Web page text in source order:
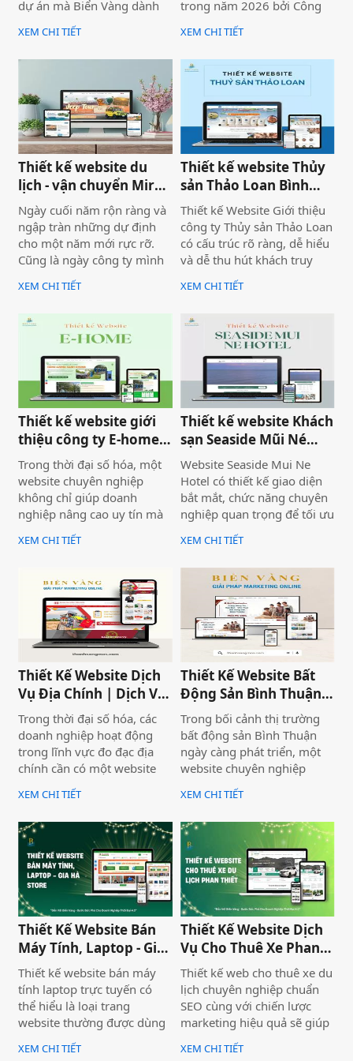
dự án mà Biển Vàng dành
rất nhiều tâm huyết để triển
khai trọn vẹn cả về giao
diện, trải nghiệm người
dùng và hiệu quả vận hành
XEM CHI TIẾT
trong năm 2026 bởi Công
ty Thiết kế Website Biển
Vàng, mang ý nghĩa mở đầu
cho một năm phát triển mới
với định hướng chuyên
nghiệp, bài bản và bền
vững.
XEM CHI TIẾT
Thiết kế website du
lịch - vận chuyển Mira
tour Mũi Né
Ngày cuối năm rộn ràng và
ngập tràn những dự định
cho một năm mới rực rỡ.
Cũng là ngày công ty mình
bàn giao dự án thiết kế
website Mira Tour Mũi Né –
một website chuyên về tour
du lịch và thuê xe
XEM CHI TIẾT
Thiết kế website Thủy
sản Thảo Loan Bình
Thuận, Lâm Đồng
Thiết kế Website Giới thiệu
công ty Thủy sản Thảo Loan
có cấu trúc rõ ràng, dễ hiểu
và dễ thu hút khách truy
cập vào website giúp truyền
tải thông tin hiệu quả. Với
màu xanh dương và đỏ làm
nổi bật lên những nội dung
chính của website.
XEM CHI TIẾT
Thiết kế website giới
thiệu công ty E-home
Bình Thuận
Trong thời đại số hóa, một
website chuyên nghiệp
không chỉ giúp doanh
nghiệp nâng cao uy tín mà
còn là công cụ tiếp cận
khách hàng hiệu quả. Dịch
thiệu công ty mang đến giải
pháp tối ưu, giúp doanh
nghiệp thể hiện thương
hiệu một cách ấn tượng và
chuyên nghiệp trên môi
XEM CHI TIẾT
Thiết kế website Khách
sạn Seaside Mũi Né
chuyên nghiệp
Website Seaside Mui Ne
Hotel có thiết kế giao diện
bắt mắt, chức năng chuyên
nghiệp quan trọng để tối ưu
trải nghiệm người dùng và
hỗ trợ hoạt động kinh
doanh hiệu quả.Một
website chuyên nghiệp
không chỉ giúp bạn tiếp cận
nhiều khách hàng hơn mà
còn nâng cao uy tín thương
hiệu, tạo lợi thế cạnh tranh
trên thị trường.
XEM CHI TIẾT
Thiết Kế Website Dịch
Vụ Địa Chính | Dịch Vụ
Địa Chính Toàn Quốc
Trong thời đại số hóa, các
doanh nghiệp hoạt động
trong lĩnh vực đo đạc địa
chính cần có một website
chuyên nghiệp để nâng cao
uy tín và thu hút khách
hàng. Thiết Kế Website Biển
Vàng cung cấp giải pháp
thiết kế website đo đạc địa
chính với giao diện hiện đại,
chuẩn SEO và đầy đủ chức
năng phục vụ doanh
nghiệp.
XEM CHI TIẾT
Thiết Kế Website Bất
Động Sản Bình Thuận
Land
Trong bối cảnh thị trường
bất động sản Bình Thuận
ngày càng phát triển, một
website chuyên nghiệp
không chỉ giúp doanh
nghiệp nâng cao thương
hiệu mà còn thu hút khách
hàng tiềm năng. Thiết Kế
Website Biển Vàng mang
đến giải pháp tối ưu cho
Bình Thuận Land, giúp
doanh nghiệp tiếp cận
khách hàng nhanh chóng,
chuyên nghiệp và hiệu quả.
XEM CHI TIẾT
Thiết Kế Website Bán
Máy Tính, Laptop - Gia
Hà Store
Thiết kế website bán máy
tính laptop trực tuyến có
thể hiểu là loại trang
website thường được dùng
để trưng bày và bán các sản
phẩm laptop đa dạng về
XEM CHI TIẾT
Thiết Kế Website Dịch
Vụ Cho Thuê Xe Phan
Thiết
Thiết kế web cho thuê xe du
lịch chuyên nghiệp chuẩn
SEO cùng với chiến lược
marketing hiệu quả sẽ giúp
doanh nghiệp của bạn gia
tăng doanh số bán hàng
XEM CHI TIẾT